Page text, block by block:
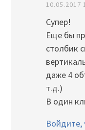
10.05.2017
Супер!
Еще бы
столбик
даже 4
т.д.)
В один
Войдите,